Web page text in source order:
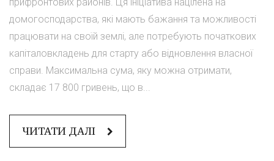
домогосподарства, які мають бажання та можливості
працювати на своїй землі, але потребують початкових
капіталовкладень для старту або відновлення власної
справи. Максимальна сума, яку можна отримати,
складає 17 800 гривень, що в...
ЧИТАТИ ДАЛІ